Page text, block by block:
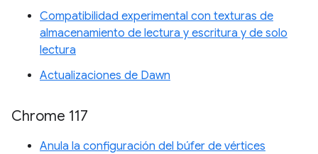
Compatibilidad experimental con texturas de
almacenamiento de lectura y escritura y de solo
lectura
Actualizaciones de Dawn
Chrome 117
Anula la configuración del búfer de vértices